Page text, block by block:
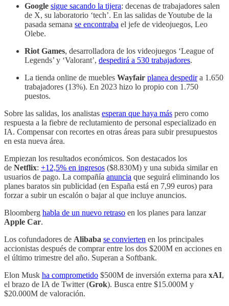
Google sigue sacando la tijera: decenas de trabajadores salen
de X, su laboratorio ‘tech’. En las salidas de Youtube de la
pasada semana se encontraba el jefe de videojuegos, Leo
Olebe.
Riot Games, desarrolladora de los videojuegos ‘League of
Legends’ y ‘Valorant’, despedirá a 530 trabajadores.
La tienda online de muebles Wayfair planea despedira 1.650
trabajadores (13%). En 2023 hizo lo propio con 1.750
puestos.
Sobre las salidas, los analistas esperan que haya más pero como
respuesta a la fiebre de reclutamiento de personal especializado en
IA. Compensar con recortes en otras áreas para subir presupuestos
en esta nueva área.
Empiezan los resultados económicos. Son destacados los
de Netflix: +12,5% en ingresos ($8.830M) y una subida similar en
usuarios de pago. La compañía anuncia que seguirá eliminando los
planes baratos sin publicidad (en España está en 7,99 euros) para
forzar a subir un escalón o bajar al que incluye anuncios.
Bloomberg habla de un nuevo retraso en los planes para lanzar
Apple Car.
Los cofundadores de Alibaba se convierten en los principales
accionistas después de comprar entre los dos $200M en acciones en
el último trimestre del año. Superan a Softbank.
Elon Musk ha comprometido $500M de inversión externa para xAI,
el brazo de IA de Twitter (Grok). Busca entre $15.000M y
$20.000M de valoración.